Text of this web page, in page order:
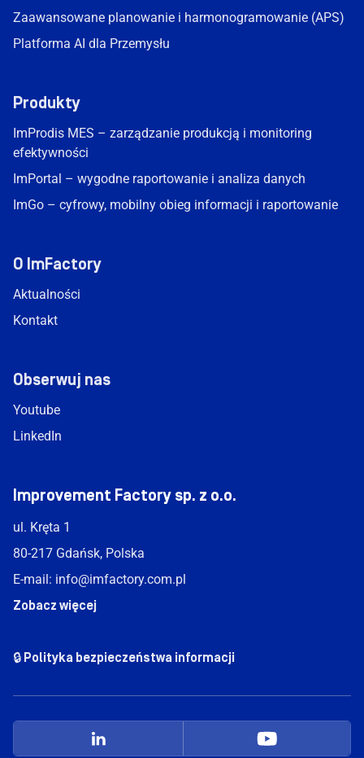
Zaawansowane planowanie i harmonogramowanie (APS)
Platforma AI dla Przemysłu
Produkty
ImProdis MES – zarządzanie produkcją i monitoring
efektywności
ImPortal – wygodne raportowanie i analiza danych
ImGo – cyfrowy, mobilny obieg informacji i raportowanie
O ImFactory
Aktualności
Kontakt
Obserwuj nas
Youtube
LinkedIn
Improvement Factory sp. z o.o.
ul. Kręta 1
80-217 Gdańsk, Polska
E-mail: info@imfactory.com.pl
Zobacz więcej
🔒 Polityka bezpieczeństwa informacji